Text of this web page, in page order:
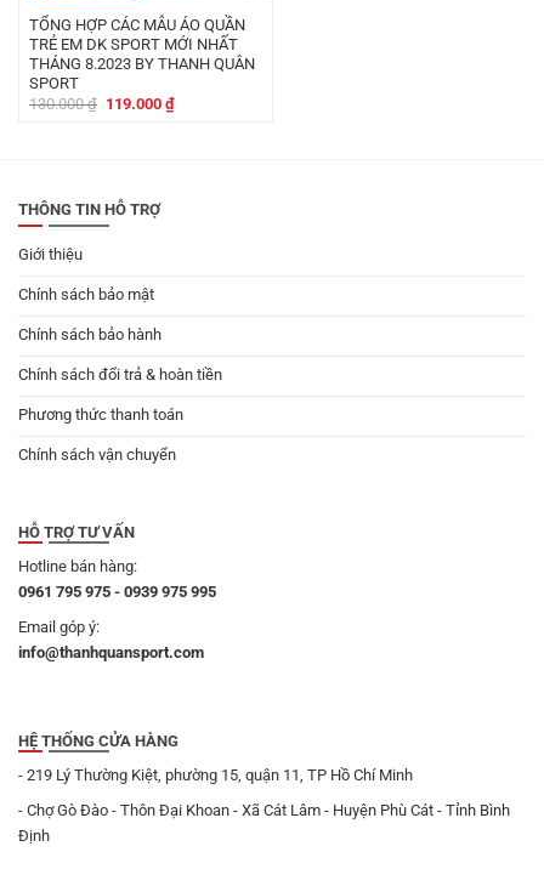
TỔNG HỢP CÁC MẪU ÁO QUẦN
TRẺ EM DK SPORT MỚI NHẤT
THÁNG 8.2023 BY THANH QUÂN
SPORT
130.000₫ Giá
119.000 ₫Giá
hiện
THÔNG TIN HỖ TRỢ
Giới thiệu
Chính sách bảo mật
Chính sách bảo hành
Chính sách đổi trả & hoàn tiền
Phương thức thanh toán
Chính sách vận chuyển
HỖ TRỢ TƯ VẤN
Hotline bán hàng:
0961 795 975 - 0939 975 995
Email góp ý:
info@thanhquansport.com
HỆ THỐNG CỬA HÀNG
- 219 Lý Thường Kiệt, phường 15, quận 11, TP Hồ Chí Minh
- Chợ Gò Đào - Thôn Đại Khoan - Xã Cát Lâm - Huyện Phù Cát - Tỉnh Bình
Định